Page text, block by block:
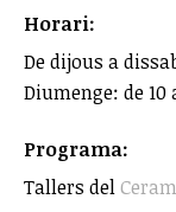
Horari:
De dijous a
Diumenge: de 10
Programa:
Tallers del